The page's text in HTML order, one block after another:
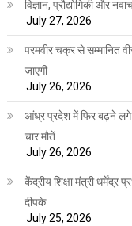
विज्ञान, प्रौद्योगिकी और
July 27, 2026
परमवीर चक्र से सम्मानित
जाएगी
July 26, 2026
आंध्र प्रदेश में फिर बढ़ने लगे
चार मौतें
July 26, 2026
केंद्रीय शिक्षा मंत्री धर्मेंद्र
दीपके
July 25, 2026